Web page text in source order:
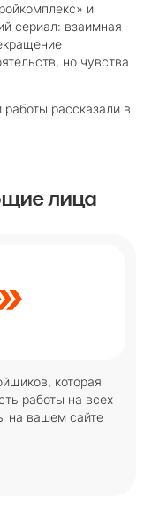
и
сериал: взаимная
но чувства
работы рассказали в
лица
которая
работы на всех
на вашем сайте